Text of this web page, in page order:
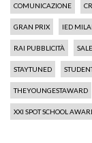
COMUNICAZIONE
GRAN PRIX IED
RAI PUBBLICITÀ
STAYTUNED
THEYOUNGESTAWARD
XXI SPOT SCHOOL